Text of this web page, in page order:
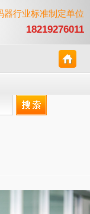
器行业标准制定单位
18219276011